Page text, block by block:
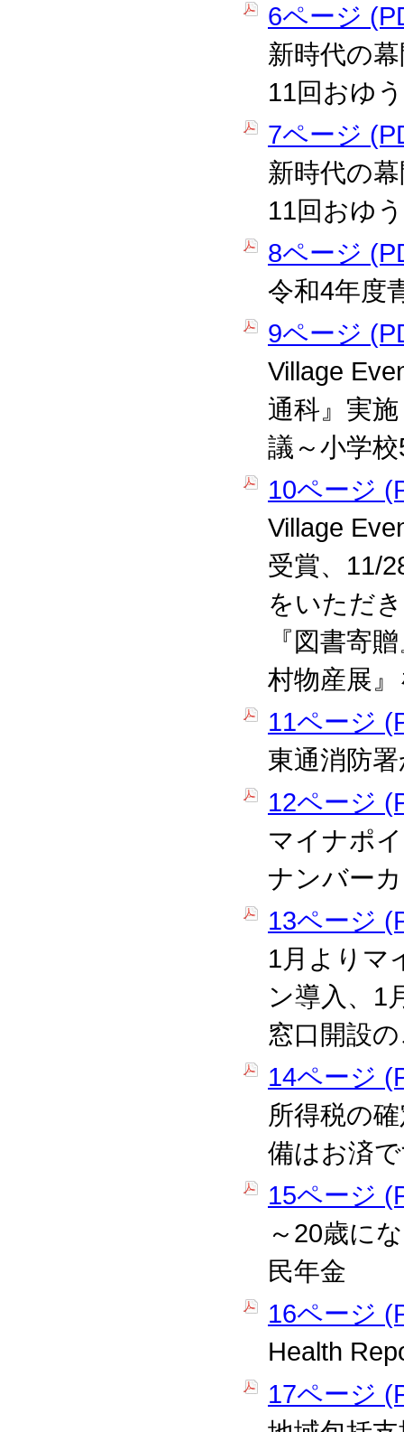
6ページ
新時代の
11回おゆ
7ページ
新時代の
11回おゆ
8ページ
令和4年度
9ページ
Village
通科』実
議～小学
10ページ
Village
受賞、11/
をいただ
『図書寄
村物産展
11ページ
東通消防
12ページ
マイナポ
ナンバー
13ページ
1月よりマ
ン導入、1
窓口開設
14ページ
所得税の
備はお済
15ページ
～20歳に
民年金
16ページ
Health
17ページ